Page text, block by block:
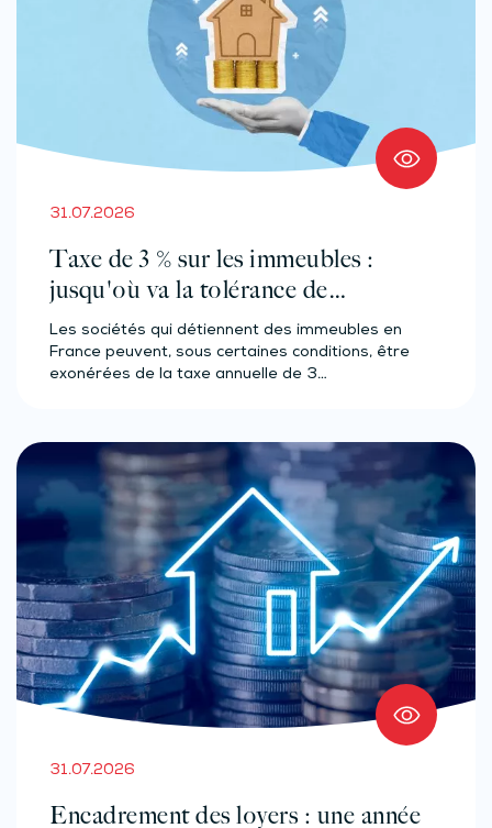
31.07.2026
Taxe de 3 % sur les immeubles :
jusqu'où va la tolérance de
l'administration ?
Les sociétés qui détiennent des immeubles en
France peuvent, sous certaines conditions, être
exonérées de la taxe annuelle de 3…
31.07.2026
Encadrement des loyers : une année